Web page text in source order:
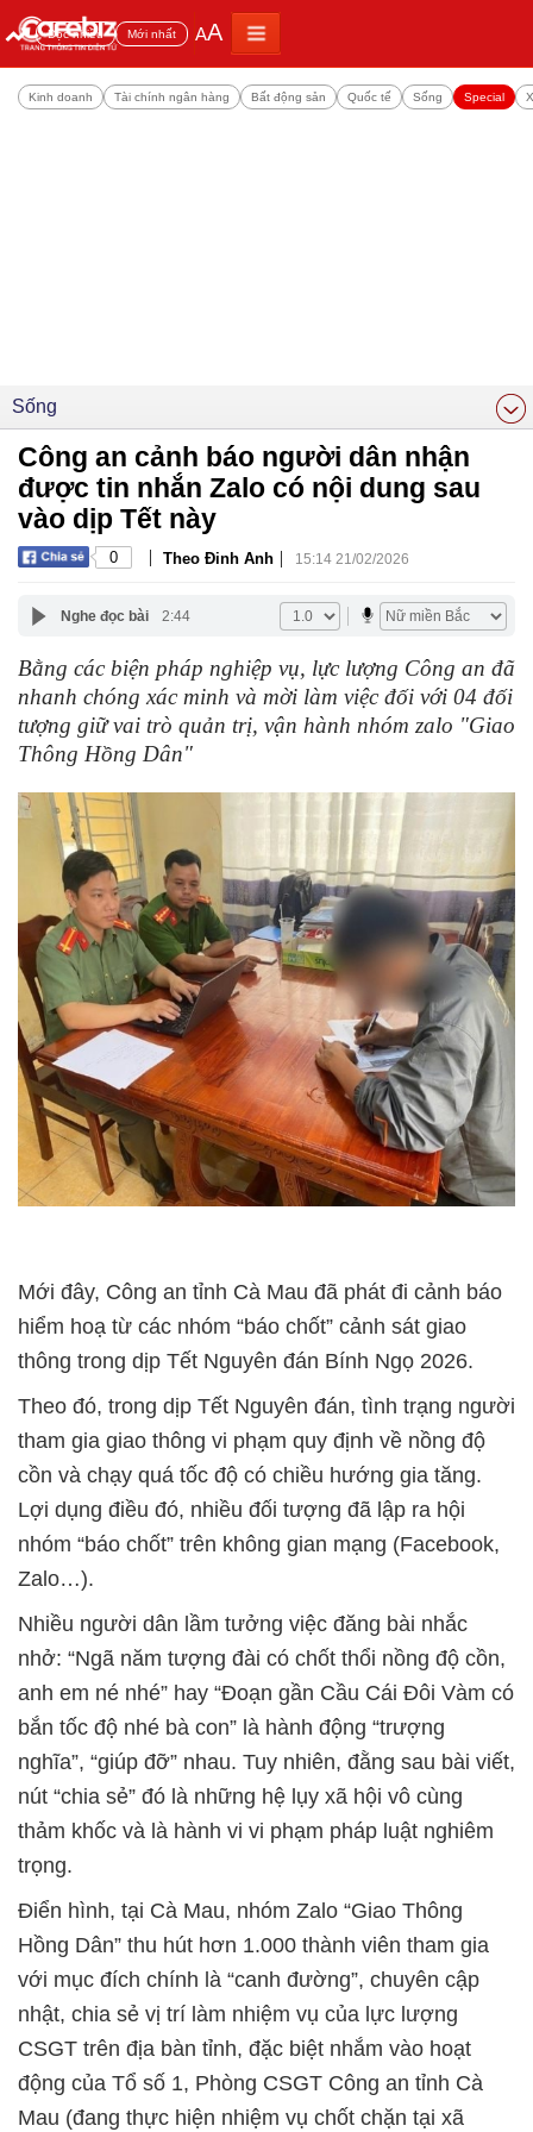
Đọc nhiều Mới nhất AA
Kinh doanh Tài chính ngân hàng Bất động sản Quốc tế Sống Special
Sống
Công an cảnh báo người dân nhận
được tin nhắn Zalo có nội dung sau
vào dịp Tết này
0 | Theo Đinh Anh | 15:14 21/02/2026
Nghe đọc bài 2:44
Bằng các biện pháp nghiệp vụ, lực lượng Công an đã
nhanh chóng xác minh và mời làm việc đối với 04 đối
tượng giữ vai trò quản trị, vận hành nhóm zalo "Giao
Thông Hồng Dân"
Mới đây, Công an tỉnh Cà Mau đã phát đi cảnh báo
hiểm hoạ từ các nhóm “báo chốt” cảnh sát giao
thông trong dịp Tết Nguyên đán Bính Ngọ 2026.
Theo đó, trong dịp Tết Nguyên đán, tình trạng người
tham gia giao thông vi phạm quy định về nồng độ
cồn và chạy quá tốc độ có chiều hướng gia tăng.
Lợi dụng điều đó, nhiều đối tượng đã lập ra hội
nhóm “báo chốt” trên không gian mạng (Facebook,
Zalo…).
Nhiều người dân lầm tưởng việc đăng bài nhắc
nhở: “Ngã năm tượng đài có chốt thổi nồng độ cồn,
anh em né nhé” hay “Đoạn gần Cầu Cái Đôi Vàm có
bắn tốc độ nhé bà con” là hành động “trượng
nghĩa”, “giúp đỡ” nhau. Tuy nhiên, đằng sau bài viết,
nút “chia sẻ” đó là những hệ lụy xã hội vô cùng
thảm khốc và là hành vi vi phạm pháp luật nghiêm
trọng.
Điển hình, tại Cà Mau, nhóm Zalo “Giao Thông
Hồng Dân” thu hút hơn 1.000 thành viên tham gia
với mục đích chính là “canh đường”, chuyên cập
nhật, chia sẻ vị trí làm nhiệm vụ của lực lượng
CSGT trên địa bàn tỉnh, đặc biệt nhắm vào hoạt
động của Tổ số 1, Phòng CSGT Công an tỉnh Cà
Mau (đang thực hiện nhiệm vụ chốt chặn tại xã